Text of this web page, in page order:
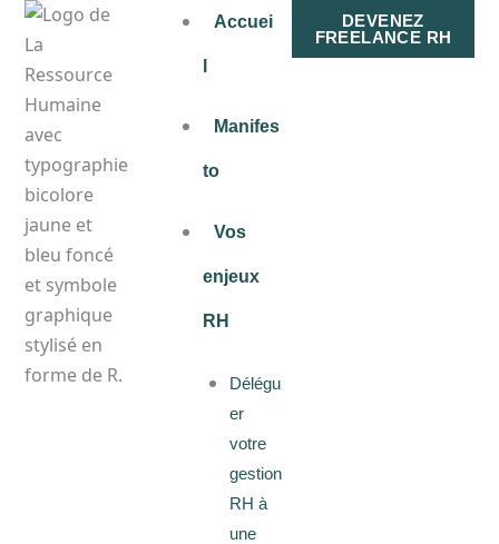
Aller
contenu
Accuei
Manifes
to
Vos
enjeux
RH
Délégu
er
votre
gestion
RH à
une
DEVENEZ
FREELANCE RH